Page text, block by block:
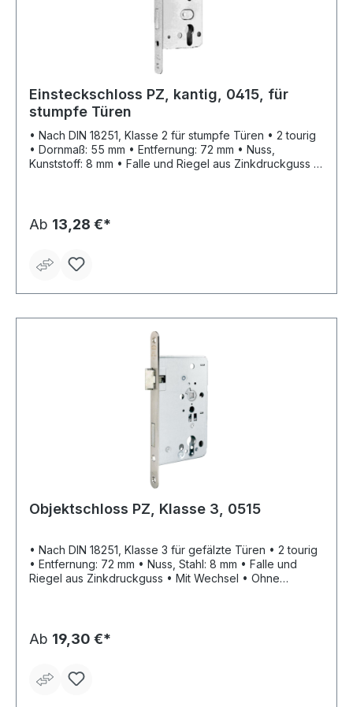
Einsteckschloss PZ, kantig, 0415, für
stumpfe Türen
• Nach DIN 18251, Klasse 2 für stumpfe Türen • 2 tourig
• Dornmaß: 55 mm • Entfernung: 72 mm • Nuss,
Kunststoff: 8 mm • Falle und Riegel aus Zinkdruckguss •
Ab 13,28 €*
Objektschloss PZ, Klasse 3, 0515
• Nach DIN 18251, Klasse 3 für gefälzte Türen • 2 tourig
• Entfernung: 72 mm • Nuss, Stahl: 8 mm • Falle und
Riegel aus Zinkdruckguss • Mit Wechsel • Ohne
Ab 19,30 €*